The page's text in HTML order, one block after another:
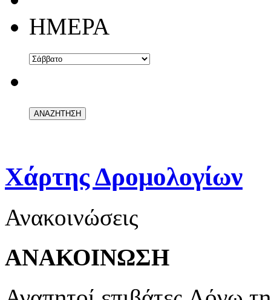
ΗΜΕΡΑ
Χάρτης Δρομολογίων
Ανακοινώσεις
ΑΝΑΚΟΙΝΩΣΗ